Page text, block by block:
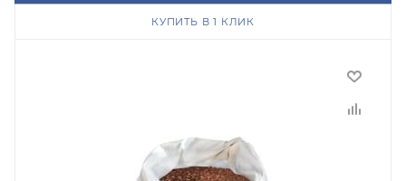
КУПИТЬ В 1 КЛИК